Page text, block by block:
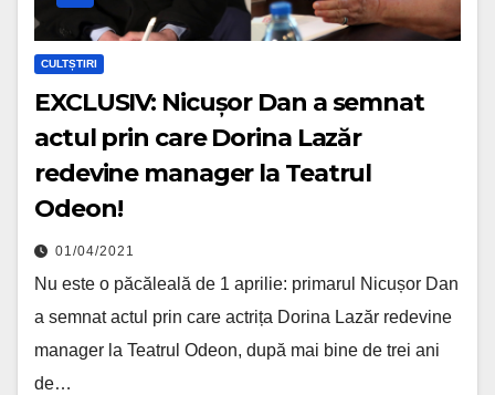
CULTȘTIRI
EXCLUSIV: Nicușor Dan a semnat
actul prin care Dorina Lazăr
redevine manager la Teatrul
Odeon!
01/04/2021
Nu este o păcăleală de 1 aprilie: primarul Nicușor Dan
a semnat actul prin care actrița Dorina Lazăr redevine
manager la Teatrul Odeon, după mai bine de trei ani
de…